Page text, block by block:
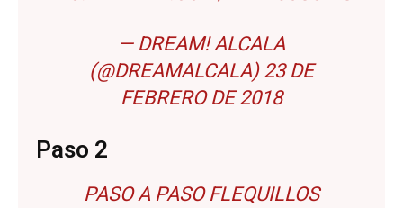
— DREAM! ALCALA
(@DREAMALCALA) 23 DE
FEBRERO DE 2018
Paso 2
PASO A PASO FLEQUILLOS